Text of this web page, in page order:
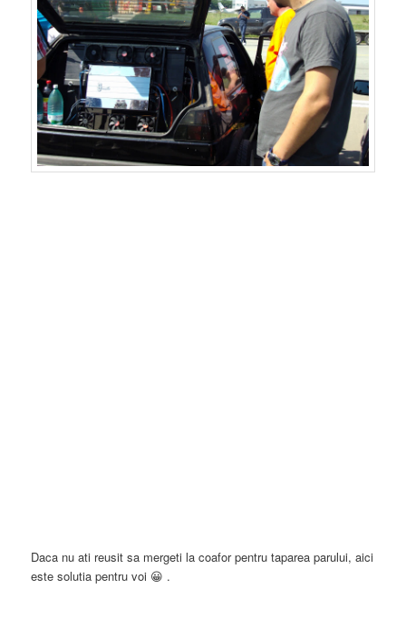
Daca nu ati reusit sa mergeti la coafor pentru taparea parului, aici
este solutia pentru voi 😀 .